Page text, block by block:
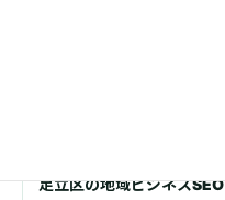
足立区の地域ビジネスSEO